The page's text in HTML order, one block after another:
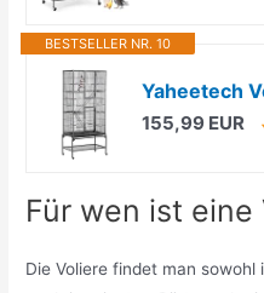
BESTSELLER NR. 10
155,99 EUR
Für wen ist
Die Voliere findet man sowohl